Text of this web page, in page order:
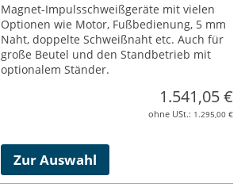
Magnet-Impulsschweißgeräte mit vielen
Optionen wie Motor, Fußbedienung, 5 mm
Naht, doppelte Schweißnaht etc. Auch für
große Beutel und den Standbetrieb mit
optionalem Ständer.
1.541,05 €
1.295,00 €
Zur Auswahl